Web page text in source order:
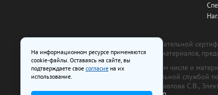
Все рекламные товары подлежат обязательной
изготовлена и размещена на основе материалов,
На сайте www.irk.ru размещаются в том числе и
от 29 октября 2018 г., выдан Федеральной службой
ООО «Ирк.ру». Главный редактор — Павлова С.В.,
На информационном ресурсе применяются
cookie-файлы. Оставаясь на сайте, вы
подтверждаете свое согласие на их
использование.